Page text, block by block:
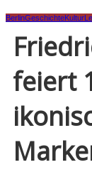
BerlinGeschichteKultur
feiert